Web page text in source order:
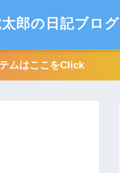
郎の日記ブログ
ムはここをClick